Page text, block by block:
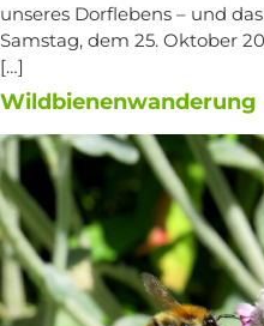
unseres Dorflebens – und
Samstag, dem 25. Oktober
[…]
Wildbienenwanderung